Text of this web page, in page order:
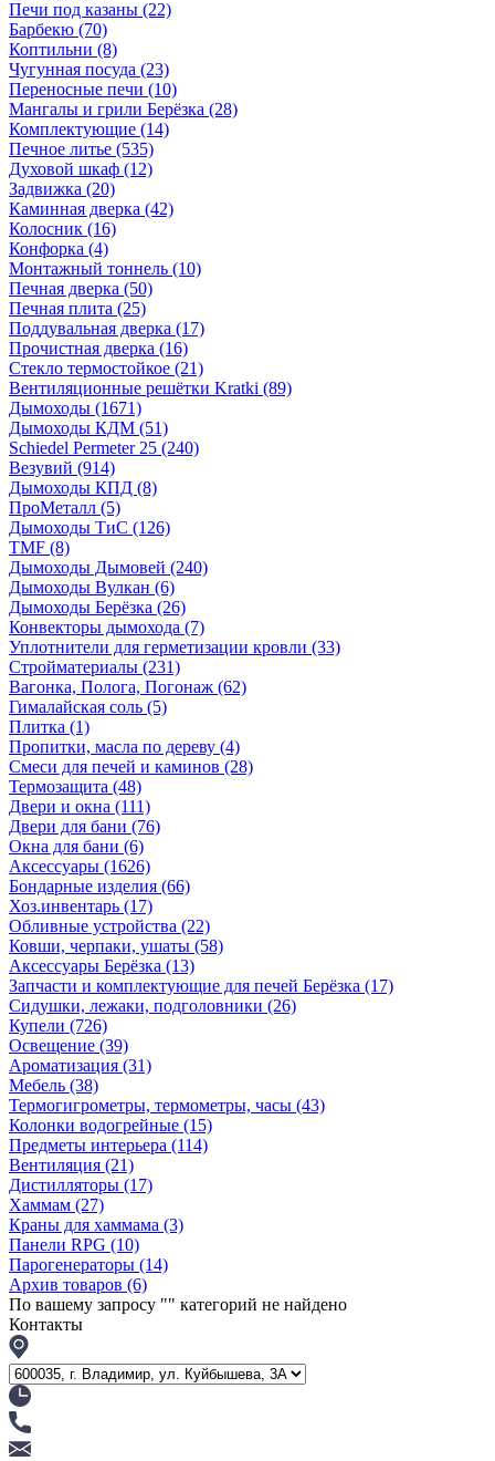
Печи под казаны (22)
Барбекю (70)
Коптильни (8)
Чугунная посуда (23)
Переносные печи (10)
Мангалы и грили Берёзка (28)
Комплектующие (14)
Печное литье (535)
Духовой шкаф (12)
Задвижка (20)
Каминная дверка (42)
Колосник (16)
Конфорка (4)
Монтажный тоннель (10)
Печная дверка (50)
Печная плита (25)
Поддувальная дверка (17)
Прочистная дверка (16)
Стекло термостойкое (21)
Вентиляционные решётки Kratki (89)
Дымоходы (1671)
Дымоходы КДМ (51)
Schiedel Permeter 25 (240)
Везувий (914)
Дымоходы КПД (8)
ПроМеталл (5)
Дымоходы ТиС (126)
TMF (8)
Дымоходы Дымовей (240)
Дымоходы Вулкан (6)
Дымоходы Берёзка (26)
Конвекторы дымохода (7)
Уплотнители для герметизации кровли (33)
Стройматериалы (231)
Вагонка, Полога, Погонаж (62)
Гималайская соль (5)
Плитка (1)
Пропитки, масла по дереву (4)
Смеси для печей и каминов (28)
Термозащита (48)
Двери и окна (111)
Двери для бани (76)
Окна для бани (6)
Аксессуары (1626)
Бондарные изделия (66)
Хоз.инвентарь (17)
Обливные устройства (22)
Ковши, черпаки, ушаты (58)
Аксессуары Берёзка (13)
Запчасти и комплектующие для печей Берёзка (17)
Сидушки, лежаки, подголовники (26)
Купели (726)
Освещение (39)
Ароматизация (31)
Мебель (38)
Термогигрометры, термометры, часы (43)
Колонки водогрейные (15)
Предметы интерьера (114)
Вентиляция (21)
Дистилляторы (17)
Хаммам (27)
Краны для хаммама (3)
Панели RPG (10)
Парогенераторы (14)
Архив товаров (6)
По вашему запросу "" категорий не найдено
Контакты